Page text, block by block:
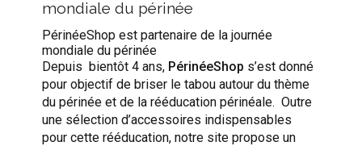
mondiale du périnée
PérinéeShop est partenaire de la journée
mondiale du périnée
Depuis bientôt 4 ans, PérinéeShop s’est donné
pour objectif de briser le tabou autour du thème
du périnée et de la rééducation périnéale. Outre
une sélection d’accessoires indispensables
pour cette rééducation, notre site propose un